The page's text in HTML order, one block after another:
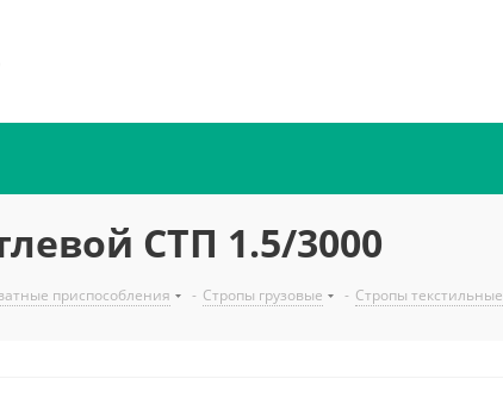
СТП 1.5/3000
приспособления - Стропы грузовые - Стропы текстильные